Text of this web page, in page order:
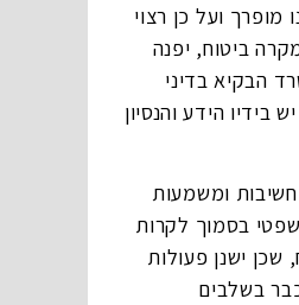
מופרך ועל כן רצוי
ביטוח, יפנה
הבקיא בדיני
בידיו הידע והנסיון
ומשמעות
בסמוך לקרות
שכן ישנן פעולות
בשלבים